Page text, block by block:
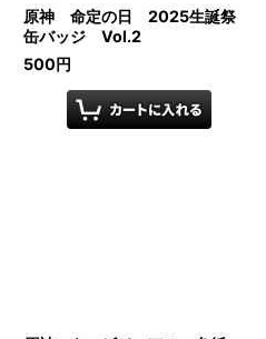
原神 命定の日 2025生誕祭
缶バッジ Vol.2
500円